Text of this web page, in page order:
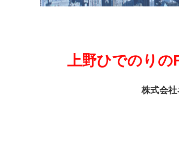
上野ひでのりの
株式会